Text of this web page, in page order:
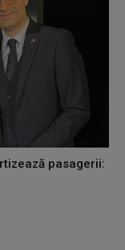
pasagerii: